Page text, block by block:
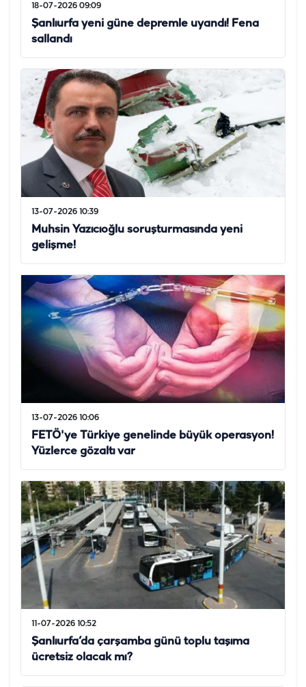
18-07-2026 09:09
Şanlıurfa yeni güne depremle uyandı! Fena
sallandı
13-07-2026 10:39
Muhsin Yazıcıoğlu soruşturmasında yeni
gelişme!
13-07-2026 10:06
FETÖ'ye Türkiye genelinde büyük operasyon!
Yüzlerce gözaltı var
11-07-2026 10:52
Şanlıurfa’da çarşamba günü toplu taşıma
ücretsiz olacak mı?